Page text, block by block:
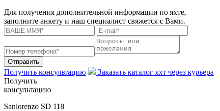
Для получения дополнительной информации по яхте,
заполните анкету и наш специалист свяжется с Вами.
Отправить
Получить консультацию
Заказать каталог яхт через курьера
Получить
консультацию
Sanlorenzo SD 118